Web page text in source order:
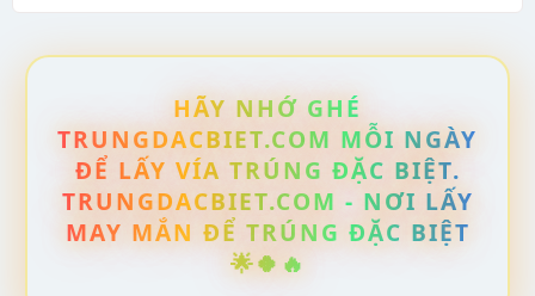
HÃY NHỚ GHÉ
TRUNGDACBIET.COM MỖI NGÀY
ĐỂ LẤY VÍA TRÚNG ĐẶC BIỆT.
TRUNGDACBIET.COM - NƠI LẤY
MAY MẮN ĐỂ TRÚNG ĐẶC BIỆT
🌟🍀🔥